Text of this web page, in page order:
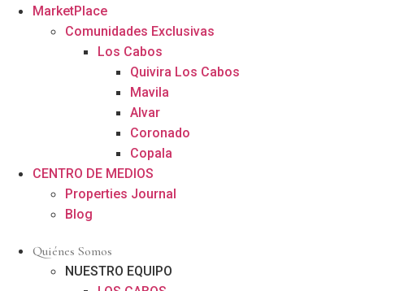
MarketPlace
Comunidades Exclusivas
Los Cabos
Quivira Los Cabos
Mavila
Alvar
Coronado
Copala
CENTRO DE MEDIOS
Properties Journal
Blog
Quiénes Somos
NUESTRO EQUIPO